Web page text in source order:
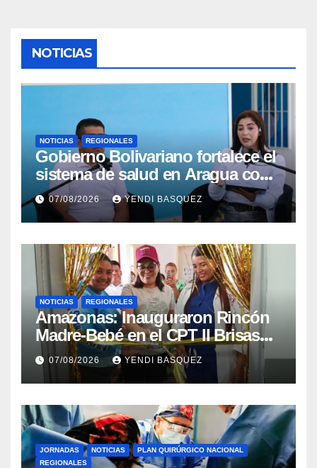
NOTICIAS
NOTICIAS REGIONALES
Gobierno Bolivariano fortalece el
sistema de salud en Aragua con
la reinauguración del CDI La
Mora
07/08/2026 YENDI BASQUEZ
NOTICIAS REGIONALES
​Amazonas: Inauguraron Rincón
Madre-Bebé en el CPT II Brisas
del Aeropuerto ​Inauguraron
Rincón
07/08/2026 YENDI BASQUEZ
JORNADAS NOTICIAS
PLAN QUIRÚRGICO NACIONAL
REGIONALES